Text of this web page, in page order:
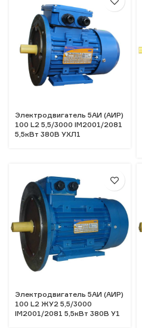
Электродвигатель 5АИ (АИР)
100 L2 5,5/3000 IM2001/2081
5,5кВт 380В УХЛ1
Электродвигатель 5АИ (АИР)
100 L2 ЖУ2 5,5/3000
IM2001/2081 5,5кВт 380В У1